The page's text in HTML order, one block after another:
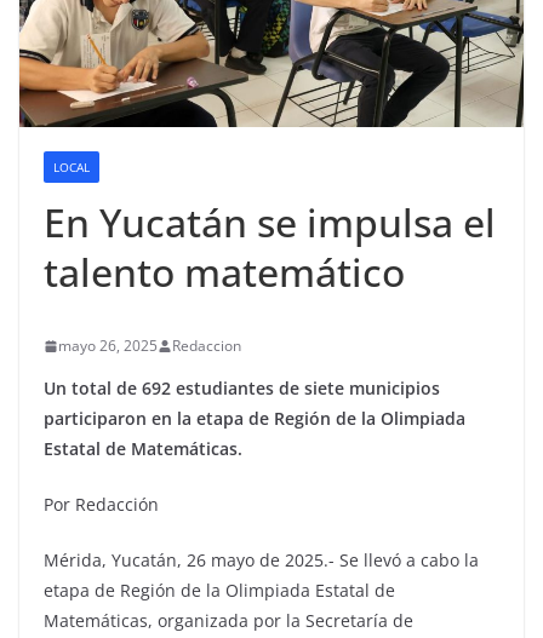
LOCAL
En Yucatán se impulsa el
talento matemático
mayo 26, 2025 Redaccion
Un total de 692 estudiantes de siete municipios
participaron en la etapa de Región de la Olimpiada
Estatal de Matemáticas.
Por Redacción
Mérida, Yucatán, 26 mayo de 2025.- Se llevó a cabo la
etapa de Región de la Olimpiada Estatal de
Matemáticas, organizada por la Secretaría de